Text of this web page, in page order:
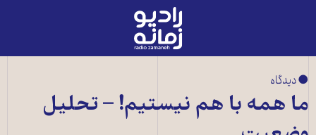
رادیو
زمانه
صفحه
اصلی
● دیدگاه
ما همه با هم نیستیم! – تحلیل